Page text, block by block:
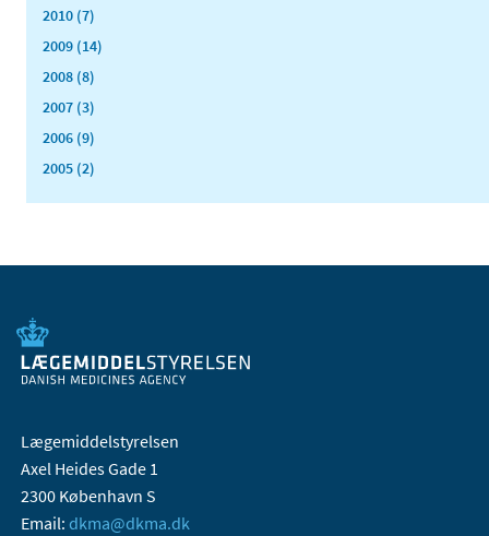
2010 (7)
2009 (14)
2008 (8)
2007 (3)
2006 (9)
2005 (2)
Lægemiddelstyrelsen
Axel Heides Gade 1
2300 København S
Email: dkma@dkma.dk